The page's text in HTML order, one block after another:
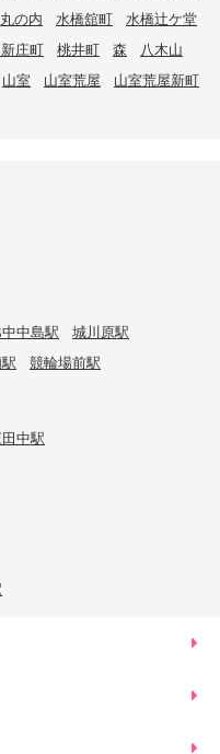
丸の内 水橋舘町
水橋辻ケ堂
庄町 桃井町 森
八木山
山室 山室荒屋
山室荒屋新町
中島駅
城川原駅
競輪場前駅
中駅